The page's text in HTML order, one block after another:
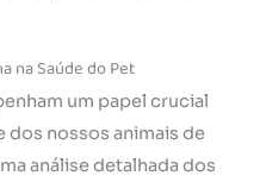
na Saúde do Pet
um papel crucial
dos nossos animais de
análise detalhada dos